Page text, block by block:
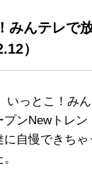
みんテレで
）
いっとこ！み
プンNewトレ
に自慢できち